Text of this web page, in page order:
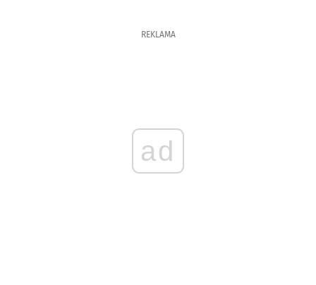
REKLAMA
ad